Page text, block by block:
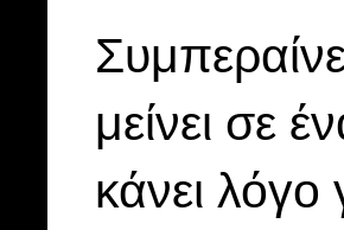
μείνει σε
κάνει